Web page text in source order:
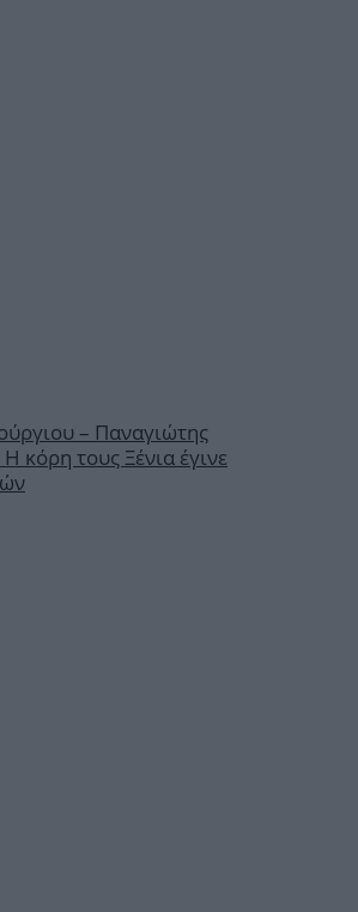
– Παναγιώτης
κόρη τους Ξένια έγινε